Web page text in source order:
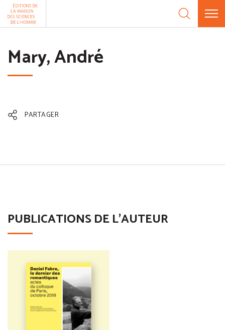
Aller au contenu
Mary, André
PARTAGER
PUBLICATIONS DE L'AUTEUR
Panneau de gestion des cookies